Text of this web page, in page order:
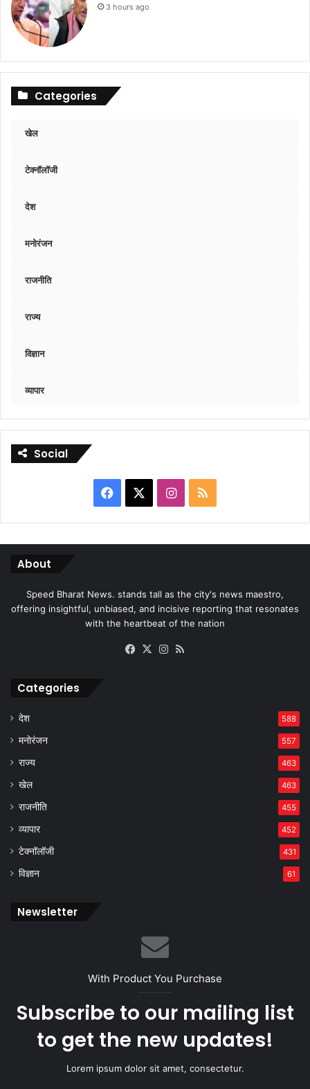
3 hours ago
Categories
खेल
टेक्नॉलॉजी
देश
मनोरंजन
राजनीति
राज्य
विज्ञान
व्यापार
Social
Facebook Instagram
RSS
About
Speed Bharat News. stands tall as the city's news maestro,
offering insightful, unbiased, and incisive reporting that resonates
with the heartbeat of the nation
Facebook
X Instagram
Categories
देश 588
मनोरंजन 557
राज्य 463
खेल 463
राजनीति 455
व्यापार 452
टेक्नॉलॉजी 431
विज्ञान 61
Newsletter
With Product You Purchase
Subscribe to our mailing list
to get the new updates!
Lorem ipsum dolor sit amet, consectetur.